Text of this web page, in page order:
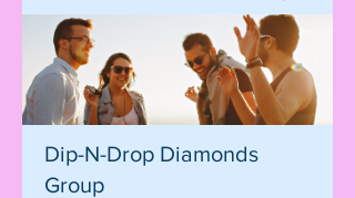
Dip-N-Drop Diamonds
Group